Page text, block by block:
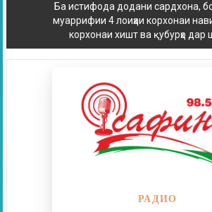
Ба истифода додани сардхона,
муаррифии 4 лоиҳаи корхонаи
корхонаи хишт ва қубурҳо дар
РАДИО